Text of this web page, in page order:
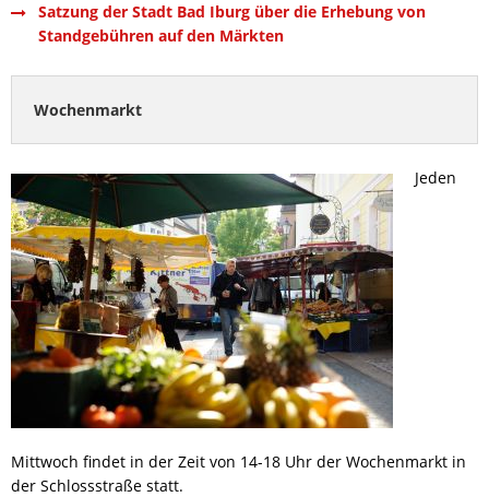
Satzung der Stadt Bad Iburg über die Erhebung von
Standgebühren auf den Märkten
Wochenmarkt
Jeden
Mittwoch findet in der Zeit von 14-18 Uhr der Wochenmarkt in
der Schlossstraße statt.